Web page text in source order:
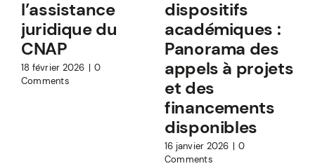
l’assistance
juridique du
CNAP
18 février 2026 | 0
Comments
dispositifs
académiques :
Panorama des
appels à projets
et des
financements
disponibles
16 janvier 2026 | 0
Comments